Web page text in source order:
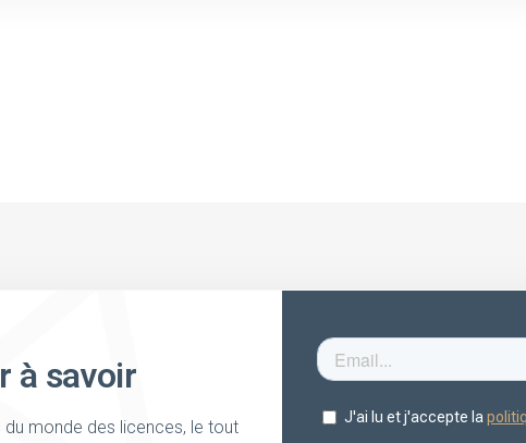
à savoir
monde des licences, le tout